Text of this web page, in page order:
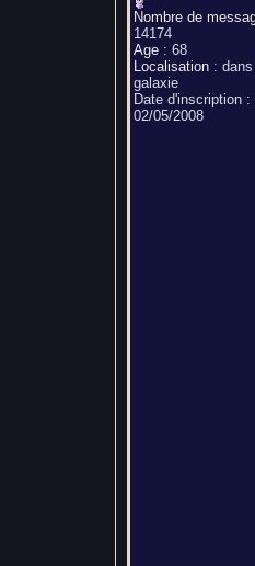
Nombre de
14174
Age: 68
Localisation:
galaxie
Date d'inscription :
02/05/2008